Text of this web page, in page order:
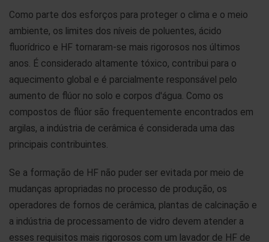
Como parte dos esforços para proteger o clima e o meio
ambiente, os limites dos níveis de poluentes, ácido
fluorídrico e HF tornaram-se mais rigorosos nos últimos
anos. É considerado altamente tóxico, contribui para o
aquecimento global e é parcialmente responsável pelo
aumento de flúor no solo e corpos d'água. Como os
compostos de flúor são frequentemente encontrados em
argilas, a indústria de cerâmica é considerada uma das
principais contribuintes.
Se a formação de HF não puder ser evitada por meio de
mudanças apropriadas no processo de produção, os
operadores de fornos de cerâmica, plantas de calcinação e
a indústria de processamento de vidro devem atender a
esses requisitos mais rigorosos com um lavador de HF de